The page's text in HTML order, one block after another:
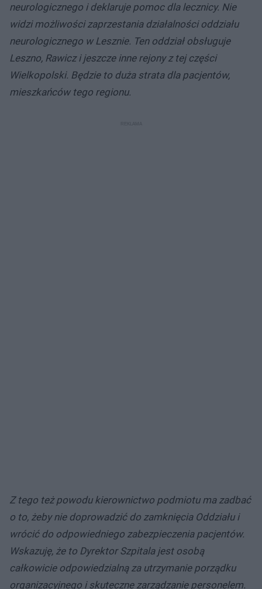
neurologicznego i deklaruje pomoc dla lecznicy. Nie
widzi możliwości zaprzestania działalności oddziału
neurologicznego w Lesznie. Ten oddział obsługuje
Leszno, Rawicz i jeszcze inne rejony z tej części
Wielkopolski. Będzie to duża strata dla pacjentów,
mieszkańców tego regionu.
Z tego też powodu kierownictwo podmiotu ma zadbać
o to, żeby nie doprowadzić do zamknięcia Oddziału i
wrócić do odpowiedniego zabezpieczenia pacjentów.
Wskazuję, że to Dyrektor Szpitala jest osobą
całkowicie odpowiedzialną za utrzymanie porządku
organizacyjnego i skuteczne zarządzanie personelem.